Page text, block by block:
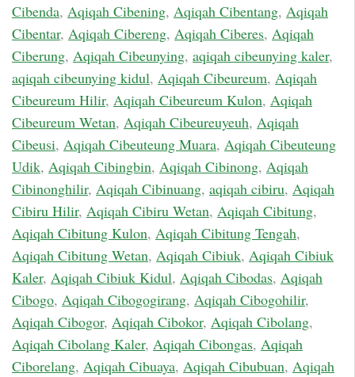
Cibenda, Aqiqah Cibening, Aqiqah Cibentang, Aqiqah
Cibentar, Aqiqah Cibereng, Aqiqah Ciberes, Aqiqah
Ciberung, Aqiqah Cibeunying, aqiqah cibeunying kaler,
aqiqah cibeunying kidul, Aqiqah Cibeureum, Aqiqah
Cibeureum Hilir, Aqiqah Cibeureum Kulon, Aqiqah
Cibeureum Wetan, Aqiqah Cibeureuyeuh, Aqiqah
Cibeusi, Aqiqah Cibeuteung Muara, Aqiqah Cibeuteung
Udik, Aqiqah Cibingbin, Aqiqah Cibinong, Aqiqah
Cibinonghilir, Aqiqah Cibinuang, aqiqah cibiru, Aqiqah
Cibiru Hilir, Aqiqah Cibiru Wetan, Aqiqah Cibitung,
Aqiqah Cibitung Kulon, Aqiqah Cibitung Tengah,
Aqiqah Cibitung Wetan, Aqiqah Cibiuk, Aqiqah Cibiuk
Kaler, Aqiqah Cibiuk Kidul, Aqiqah Cibodas, Aqiqah
Cibogo, Aqiqah Cibogogirang, Aqiqah Cibogohilir,
Aqiqah Cibogor, Aqiqah Cibokor, Aqiqah Cibolang,
Aqiqah Cibolang Kaler, Aqiqah Cibongas, Aqiqah
Ciborelang, Aqiqah Cibuaya, Aqiqah Cibubuan, Aqiqah